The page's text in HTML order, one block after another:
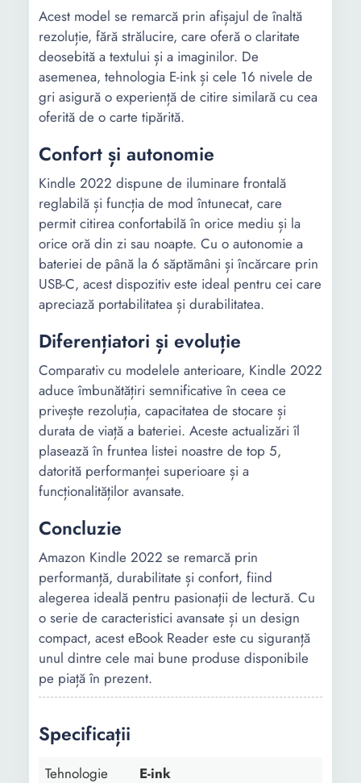
Acest model se remarcă prin afișajul de înaltă
rezoluție, fără strălucire, care oferă o claritate
deosebită a textului și a imaginilor. De
asemenea, tehnologia E-ink și cele 16 nivele de
gri asigură o experiență de citire similară cu cea
oferită de o carte tipărită.
Confort și autonomie
Kindle 2022 dispune de iluminare frontală
reglabilă și funcția de mod întunecat, care
permit citirea confortabilă în orice mediu și la
orice oră din zi sau noapte. Cu o autonomie a
bateriei de până la 6 săptămâni și încărcare prin
USB-C, acest dispozitiv este ideal pentru cei care
apreciază portabilitatea și durabilitatea.
Diferențiatori și evoluție
Comparativ cu modelele anterioare, Kindle 2022
aduce îmbunătățiri semnificative în ceea ce
privește rezoluția, capacitatea de stocare și
durata de viață a bateriei. Aceste actualizări îl
plasează în fruntea listei noastre de top 5,
datorită performanței superioare și a
funcționalităților avansate.
Concluzie
Amazon Kindle 2022 se remarcă prin
performanță, durabilitate și confort, fiind
alegerea ideală pentru pasionații de lectură. Cu
o serie de caracteristici avansate și un design
compact, acest eBook Reader este cu siguranță
unul dintre cele mai bune produse disponibile
pe piață în prezent.
Specificații
Tehnologie E-ink